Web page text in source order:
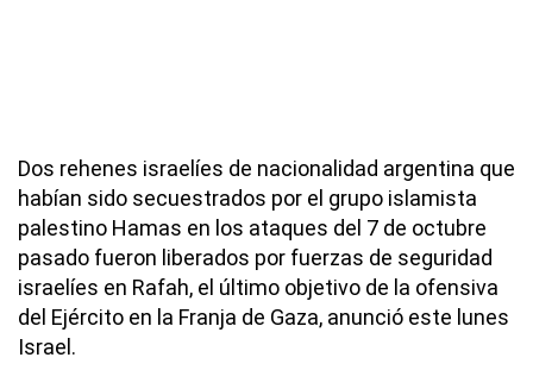
Dos rehenes israelíes de nacionalidad argentina que
habían sido secuestrados por el grupo islamista
palestino Hamas en los ataques del 7 de octubre
pasado fueron liberados por fuerzas de seguridad
israelíes en Rafah, el último objetivo de la ofensiva
del Ejército en la Franja de Gaza, anunció este lunes
Israel.